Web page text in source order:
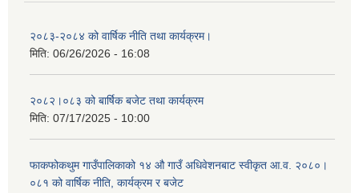
२०८३-२०८४ को वार्षिक नीति तथा कार्यक्रम।
मिति: 06/26/2026 - 16:08
२०८२।०८३ को बार्षिक बजेट तथा कार्यक्रम
मिति: 07/17/2025 - 10:00
फाकफोकथुम गाउँपालिकाको १४ औ गाउँ अधिवेशनबाट स्वीकृत आ.व. २०८०।
०८१ को वार्षिक नीति, कार्यक्रम र बजेट